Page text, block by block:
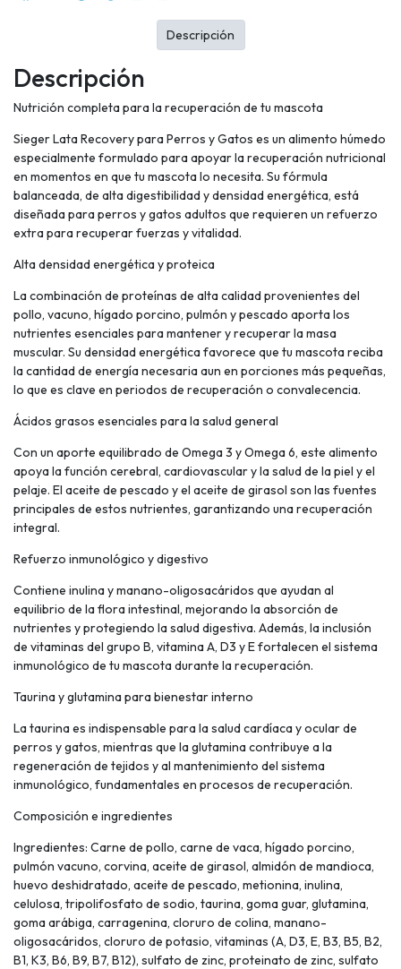
Descripción
Nutrición completa para la recuperación de tu mascota
Sieger Lata Recovery para Perros y Gatos es un alimento húmedo
especialmente formulado para apoyar la recuperación nutricional
en momentos en que tu mascota lo necesita. Su fórmula
balanceada, de alta digestibilidad y densidad energética, está
diseñada para perros y gatos adultos que requieren un refuerzo
extra para recuperar fuerzas y vitalidad.
Alta densidad energética y proteica
La combinación de proteínas de alta calidad provenientes del
pollo, vacuno, hígado porcino, pulmón y pescado aporta los
nutrientes esenciales para mantener y recuperar la masa
muscular. Su densidad energética favorece que tu mascota reciba
la cantidad de energía necesaria aun en porciones más pequeñas,
lo que es clave en periodos de recuperación o convalecencia.
Ácidos grasos esenciales para la salud general
Con un aporte equilibrado de Omega 3 y Omega 6, este alimento
apoya la función cerebral, cardiovascular y la salud de la piel y el
pelaje. El aceite de pescado y el aceite de girasol son las fuentes
principales de estos nutrientes, garantizando una recuperación
integral.
Refuerzo inmunológico y digestivo
Contiene inulina y manano-oligosacáridos que ayudan al
equilibrio de la flora intestinal, mejorando la absorción de
nutrientes y protegiendo la salud digestiva. Además, la inclusión
de vitaminas del grupo B, vitamina A, D3 y E fortalecen el sistema
inmunológico de tu mascota durante la recuperación.
Taurina y glutamina para bienestar interno
La taurina es indispensable para la salud cardíaca y ocular de
perros y gatos, mientras que la glutamina contribuye a la
regeneración de tejidos y al mantenimiento del sistema
inmunológico, fundamentales en procesos de recuperación.
Composición e ingredientes
Ingredientes: Carne de pollo, carne de vaca, hígado porcino,
pulmón vacuno, corvina, aceite de girasol, almidón de mandioca,
huevo deshidratado, aceite de pescado, metionina, inulina,
celulosa, tripolifosfato de sodio, taurina, goma guar, glutamina,
goma arábiga, carragenina, cloruro de colina, manano-
oligosacáridos, cloruro de potasio, vitaminas (A, D3, E, B3, B5, B2,
B1, K3, B6, B9, B7, B12), sulfato de zinc, proteinato de zinc, sulfato
Descripción